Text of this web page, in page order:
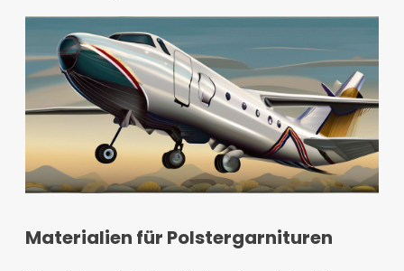
Materialien für Polstergarnituren